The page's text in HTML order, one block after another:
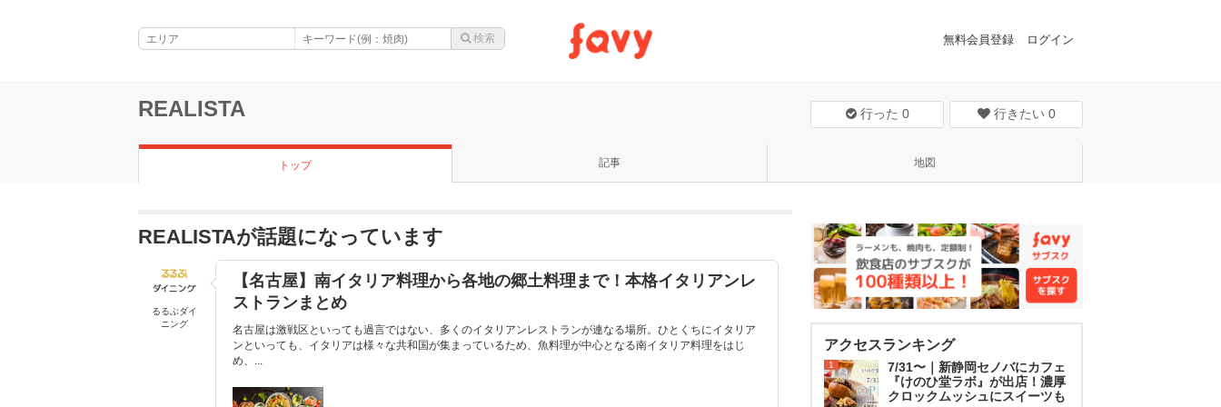
無料会員登録 ログイン
REALISTA 行った 0 行きたい 0
トップ 記事 地図
REALISTAが話題になっています
るるぶダイ
ニング
【名古屋】南イタリア料理から各地の郷土料理まで！本格イタリアンレ
ストランまとめ
名古屋は激戦区といっても過言ではない、多くのイタリアンレストランが連なる場所。ひとくちにイタリア
ンといっても、イタリアは様々な共和国が集まっているため、魚料理が中心となる南イタリア料理をはじ
め、...
アクセスランキング
1
7/31〜｜新静岡セノバにカフェ
『けのひ堂ラボ』が出店！濃厚
クロックムッシュにスイーツも